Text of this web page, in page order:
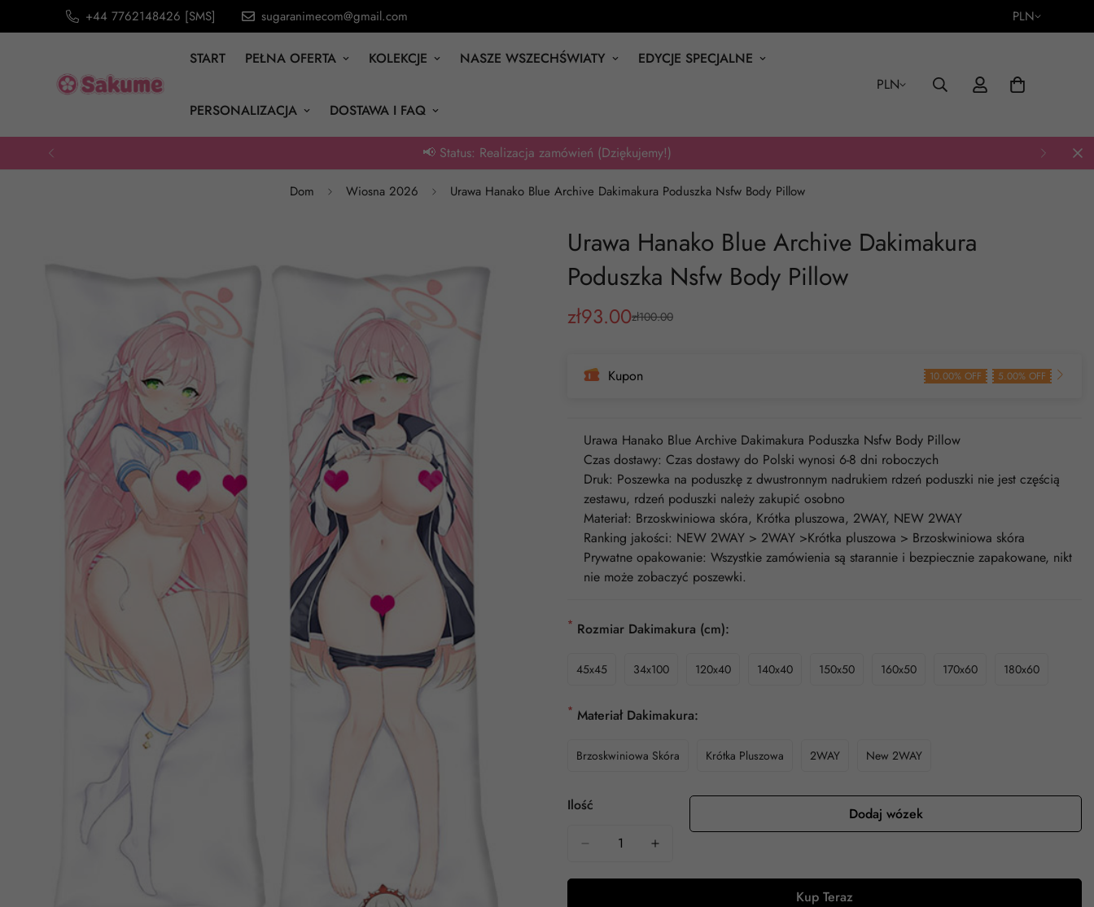
+44 7762148426 [SMS] sugaranimecom@gmail.com PLN
START PEŁNA OFERTA KOLEKCJE NASZE WSZECHŚWIATY EDYCJE SPECJALNE
PERSONALIZACJA DOSTAWA I FAQ
PLN
📢 Status: Realizacja zamówień (Dziękujemy!)
Dom Wiosna 2026 Urawa Hanako Blue Archive Dakimakura Poduszka Nsfw Body Pillow
Urawa Hanako Blue Archive Dakimakura
Poduszka Nsfw Body Pillow
Cena
zł93.00
Cena
zł100.00
Kupon 10.00% OFF 5.00% OFF
Urawa Hanako Blue Archive Dakimakura Poduszka Nsfw Body Pillow
Czas dostawy: Czas dostawy do Polski wynosi 6-8 dni roboczych
Druk: Poszewka na poduszkę z dwustronnym nadrukiem rdzeń poduszki nie jest częścią
zestawu, rdzeń poduszki należy zakupić osobno
Materiał: Brzoskwiniowa skóra, Krótka pluszowa, 2WAY, NEW 2WAY
Ranking jakości: NEW 2WAY > 2WAY >Krótka pluszowa > Brzoskwiniowa skóra
Prywatne opakowanie: Wszystkie zamówienia są starannie i bezpiecznie zapakowane, nikt
nie może zobaczyć poszewki.
* Rozmiar Dakimakura (cm):
45x45 34x100 120x40 140x40 150x50 160x50 170x60 180x60
* Materiał Dakimakura:
Brzoskwiniowa Skóra Krótka Pluszowa 2WAY New 2WAY
Ilość Dodaj wózek
Kup Teraz